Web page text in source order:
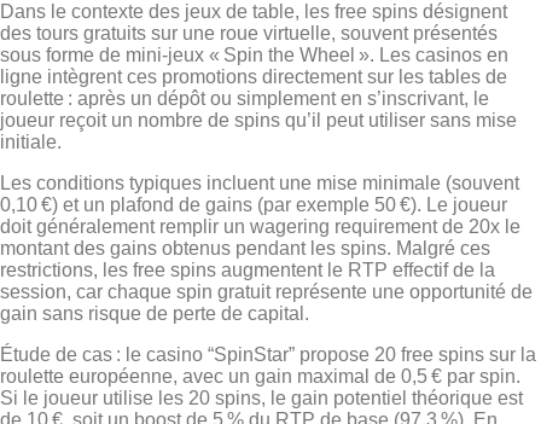
Dans le contexte des jeux de table, les free spins désignent
des tours gratuits sur une roue virtuelle, souvent présentés
sous forme de mini‑jeux « Spin the Wheel ». Les casinos en
ligne intègrent ces promotions directement sur les tables de
roulette : après un dépôt ou simplement en s’inscrivant, le
joueur reçoit un nombre de spins qu’il peut utiliser sans mise
initiale.
Les conditions typiques incluent une mise minimale (souvent
0,10 €) et un plafond de gains (par exemple 50 €). Le joueur
doit généralement remplir un wagering requirement de 20x le
montant des gains obtenus pendant les spins. Malgré ces
restrictions, les free spins augmentent le RTP effectif de la
session, car chaque spin gratuit représente une opportunité de
gain sans risque de perte de capital.
Étude de cas : le casino “SpinStar” propose 20 free spins sur la
roulette européenne, avec un gain maximal de 0,5 € par spin.
Si le joueur utilise les 20 spins, le gain potentiel théorique est